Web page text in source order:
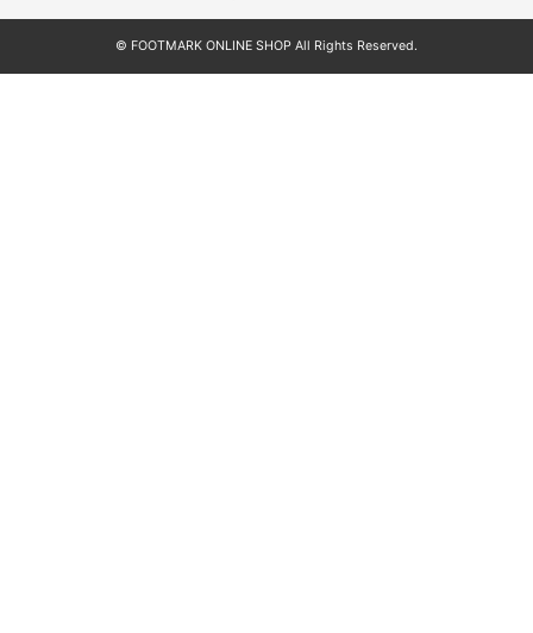
©︎ FOOTMARK ONLINE SHOP All Rights Reserved.